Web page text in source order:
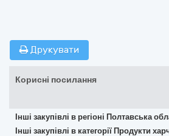
Друкувати
Корисні посилання
Інші закупівлі в регіоні Полтавська
Інші закупівлі в категорії Продукти